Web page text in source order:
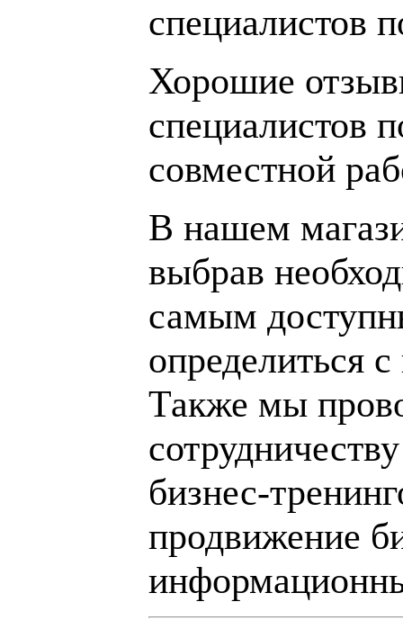
специалистов
Хорошие
специалистов
совместной
В нашем
выбрав
самым
определиться
Также мы
бизнес-
продвижение